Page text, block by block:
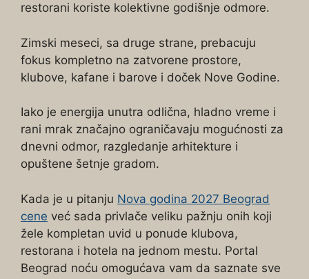
restorani koriste kolektivne godišnje odmore.
Zimski meseci, sa druge strane, prebacuju
fokus kompletno na zatvorene prostore,
klubove, kafane i barove i doček Nove Godine.
Iako je energija unutra odlična, hladno vreme i
rani mrak značajno ograničavaju mogućnosti za
dnevni odmor, razgledanje arhitekture i
opuštene šetnje gradom.
Kada je u pitanju Nova godina 2027 Beograd
cene već sada privlače veliku pažnju onih koji
žele kompletan uvid u ponude klubova,
restorana i hotela na jednom mestu. Portal
Beograd noću omogućava vam da saznate sve